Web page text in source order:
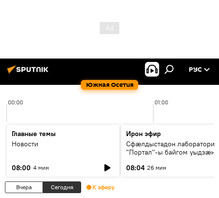
Южная Осетия
РУС
00:00 01:00
Главные темы
Новости
08:00 4 мин
Ирон эфир
Сфæлдыстадон лаборатори
"Портал"-ы байгом уыдзæн
Æхсары куыстыты равдыст
08:04 26 мин
Вчера Сегодня К эфиру